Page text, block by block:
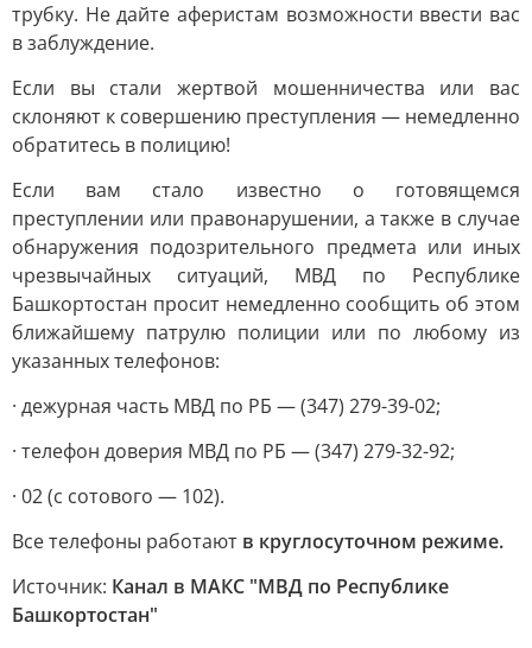
трубку. Не дайте аферистам возможности ввести вас
в заблуждение.
Если вы стали жертвой мошенничества или вас
склоняют к совершению преступления — немедленно
обратитесь в полицию!
Если вам стало известно о готовящемся
преступлении или правонарушении, а также в случае
обнаружения подозрительного предмета или иных
чрезвычайных ситуаций, МВД по Республике
Башкортостан просит немедленно сообщить об этом
ближайшему патрулю полиции или по любому из
указанных телефонов:
· дежурная часть МВД по РБ — (347) 279-39-02;
· телефон доверия МВД по РБ — (347) 279-32-92;
· 02 (с сотового — 102).
Все телефоны работают в круглосуточном режиме.
Источник: Канал в МАКС "МВД по Республике
Башкортостан"